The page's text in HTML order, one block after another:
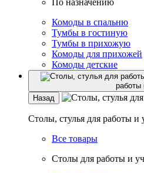
По назначению
Комоды в спальню
Тумбы в гостиную
Тумбы в прихожую
Комоды для прихожей
Комоды детские
работы
Назад
Столы, стулья для работы и
Все товары
Столы для работы и